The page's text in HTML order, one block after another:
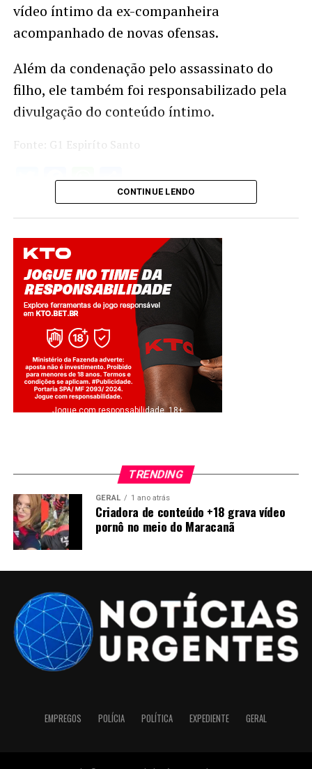
vídeo íntimo da ex-companheira
acompanhado de novas ofensas.
Além da condenação pelo assassinato do
filho, ele também foi responsabilizado pela
divulgação do conteúdo íntimo.
Fonte: G1 Espiríto Santo
Twitter
Facebook
WhatsApp
Share
CONTINUE LENDO
Jogue com responsabilidade. 18+
TRENDING
GERAL 1 ano atrás
Criadora de conteúdo +18 grava vídeo
pornô no meio do Maracanã
EMPREGOS POLÍCIA POLÍTICA EXPEDIENTE GERAL